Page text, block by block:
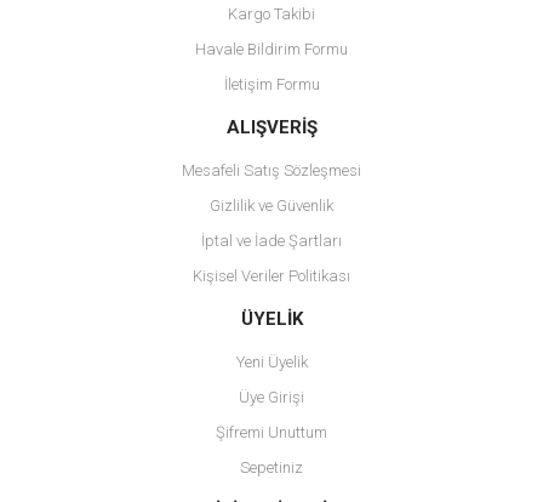
Ürün açıklamasında eksik bilgiler bulunuyor.
Ürün bilgilerinde hatalar bulunuyor.
Ürün fiyatı diğer sitelerden daha pahalı.
Bu ürüne benzer farklı alternatifler olmalı.
Gönder
Kargo Takibi
Havale Bildirim Formu
İletişim Formu
ALIŞVERİŞ
Mesafeli Satış Sözleşmesi
Gizlilik ve Güvenlik
İptal ve İade Şartları
Kişisel Veriler Politikası
ÜYELİK
Yeni Üyelik
Üye Girişi
Şifremi Unuttum
Sepetiniz